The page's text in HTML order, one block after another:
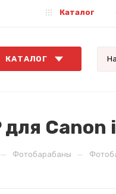
Каталог
КАТАЛОГ
Canon
— Фотобарабаны —